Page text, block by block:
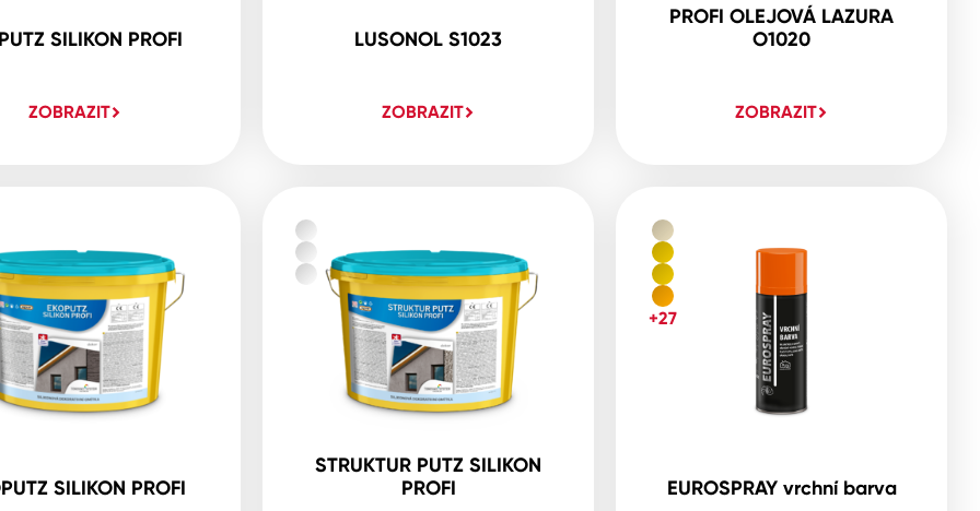
SILIKON PROFI
ZOBRAZIT
LUSONOL S1023
ZOBRAZIT
PROFI OLEJOVÁ LAZURA
O1020
ZOBRAZIT
SILIKON PROFI
STRUKTUR PUTZ SILIKON
PROFI
EUROSPRAY vrchní barva
+27